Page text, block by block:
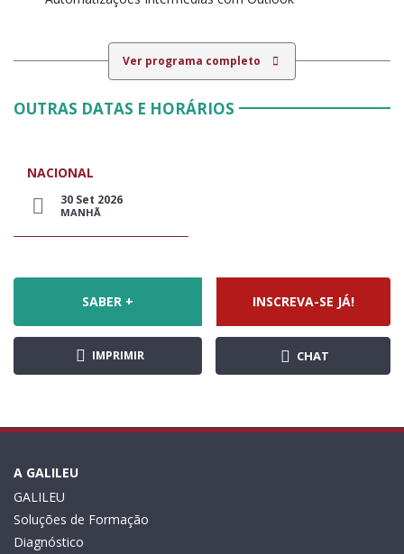
Ver programa completo
OUTRAS DATAS E HORÁRIOS
NACIONAL
30 Set 2026
MANHÃ
SABER + INSCREVA-SE JÁ!
IMPRIMIR CHAT
A GALILEU
GALILEU
Soluções de Formação
Diagnóstico